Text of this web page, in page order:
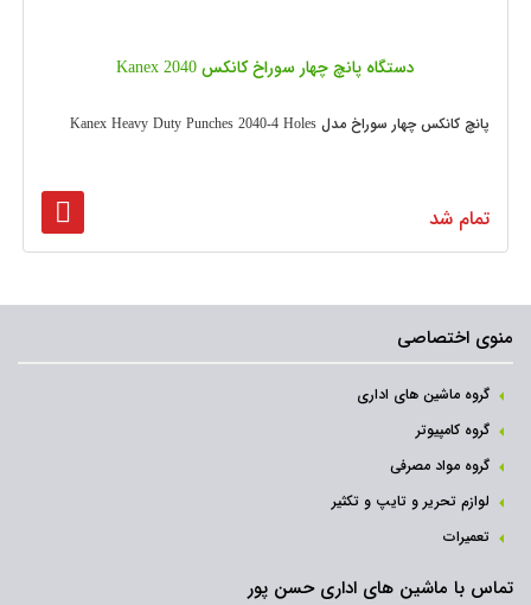
دستگاه پانچ چهار سوراخ کانکس Kanex 2040
پانچ کانکس چهار سوراخ مدل Kanex Heavy Duty Punches 2040-4 Holes
تمام شد
منوی اختصاصی
گروه ماشین های اداری
گروه کامپیوتر
گروه مواد مصرفی
لوازم تحریر و تایپ و تکثیر
تعمیرات
تماس با ماشین های اداری حسن پور